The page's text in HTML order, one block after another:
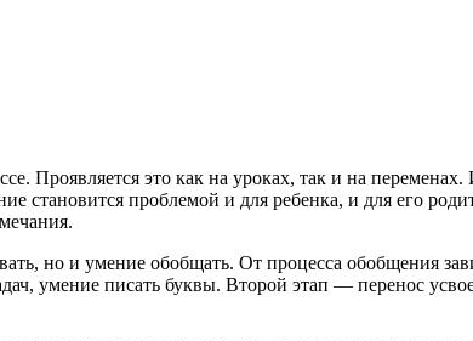
Проявляется это как на уроках, так и на переменах.
становится проблемой и для ребенка, и для его
но и умение обобщать. От процесса обобщения
умение писать буквы. Второй этап — перенос